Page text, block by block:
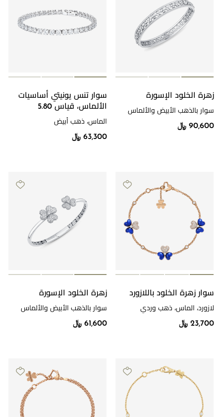
زهرة الخلود الإسورة
سوار بالذهب الأبيض والألماس
90,600 ﷼
سوار تنس يونيتي أساسيات
الألماس، قياس 5.80
الماس، ذهب أبيض
63,300 ﷼
سوار زهرة الخلود باللازورد
لازورد، الماس، ذهب وردي
23,700 ﷼
زهرة الخلود الإسورة
سوار بالذهب الأبيض والألماس
61,600 ﷼